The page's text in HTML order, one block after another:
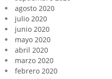
agosto 2020
julio 2020
junio 2020
mayo 2020
abril 2020
marzo 2020
febrero 2020